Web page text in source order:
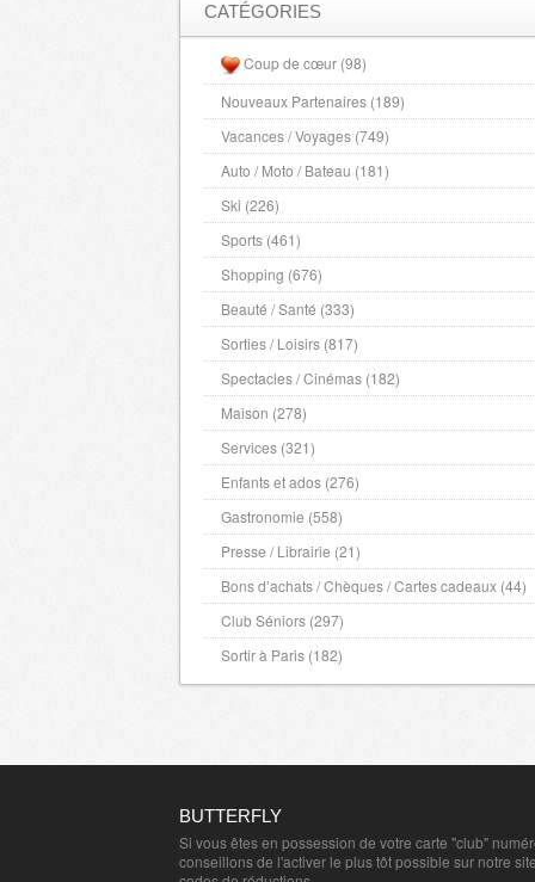
CATÉGORIES
Coup de cœur (98)
Nouveaux Partenaires (189)
Vacances / Voyages (749)
Auto / Moto / Bateau (181)
Ski (226)
Sports (461)
Shopping (676)
Beauté / Santé (333)
Sorties / Loisirs (817)
Spectacles / Cinémas (182)
Maison (278)
Services (321)
Enfants et ados (276)
Gastronomie (558)
Presse / Librairie (21)
Bons d’achats / Chèques / Cartes cadeaux (44)
Club Séniors (297)
Sortir à Paris (182)
BUTTERFLY
Si vous êtes en possession de votre carte "club"
conseillons de l'activer le plus tôt possible sur notre